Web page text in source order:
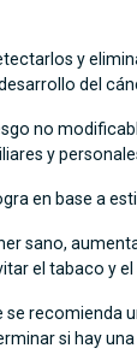
y
del
no
y
en base a
sano,
el tabaco y el
se recomienda
si hay